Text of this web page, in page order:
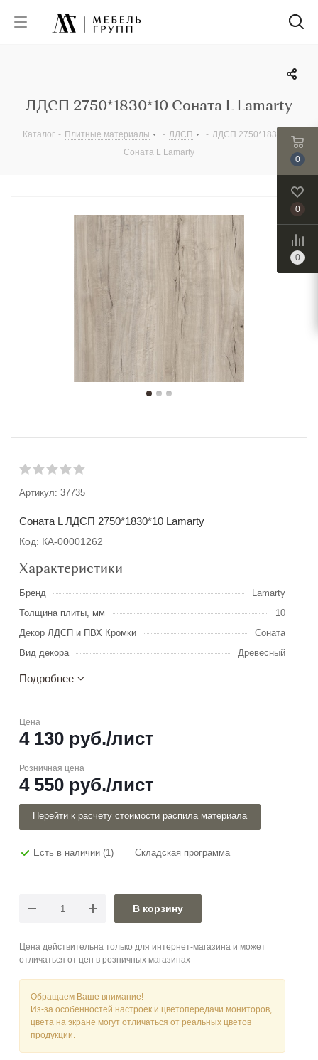
ЛДСП 2750*1830*10 Соната L Lamarty
Каталог - Плитные материалы - ЛДСП - ЛДСП 2750*1830*10
Соната L Lamarty
Артикул: 37735
Соната L ЛДСП 2750*1830*10 Lamarty
Код: КА-00001262
Характеристики
Бренд
Lamarty
Толщина плиты, мм
10
Декор ЛДСП и ПВХ Кромки
Соната
Вид декора
Древесный
Подробнее
Цена
4 130 руб./лист
Розничная цена
4 550 руб./лист
Перейти к расчету стоимости распила материала
Есть в наличии (1) Складская программа
В корзину
Цена действительна только для интернет-магазина и может
отличаться от цен в розничных магазинах
Обращаем Ваше внимание!
Из-за особенностей настроек и цветопередачи мониторов,
цвета на экране могут отличаться от реальных цветов
продукции.
0
0
0